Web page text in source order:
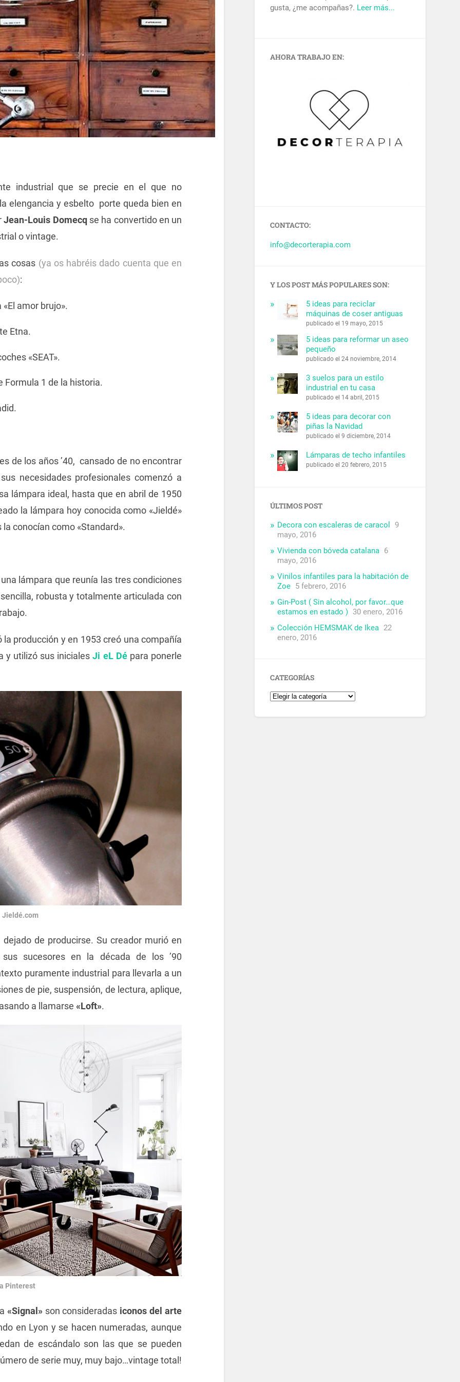
industrial que se precie en el que no
elengancia y esbelto porte queda bien en
Jean-Louis Domecqse ha convertido en un
o vintage.
cosas (ya os habréis dado cuenta que en
:
amor brujo».
Etna.
«SEAT».
Formula 1 de la historia.
de los años ’40, cansado de no encontrar
necesidades profesionales comenzó a
lámpara ideal, hasta que en abril de 1950
la lámpara hoy conocida como «Jieldé»
conocían como «Standard».
lámpara que reunía las tres condiciones
robusta y totalmente articulada con
producción y en 1953 creó una compañía
y utilizó sus inicialesJi eL Dé para ponerle
Jieldé.com
de producirse. Su creador murió en
sucesores en la década de los ’90
puramente industrial para llevarla a un
de pie, suspensión, de lectura, aplique,
a llamarse «Loft».
Pinterest
«Signal»son consideradas iconos del arte
en Lyon y se hacen numeradas, aunque
de escándalo son las que se pueden
de serie muy, muy bajo…vintage total!
gusta, ¿me acompañas?. Leer más...
AHORA TRABAJO EN:
CONTACTO:
info@decorterapia.com
Y LOS POST MÁS POPULARES SON:
5 ideas para reciclar
máquinas de coser antiguas
publicado el 19 mayo, 2015
5 ideas para reformar un aseo
pequeño
publicado el 24 noviembre, 2014
3 suelos para un estilo
industrial en tu casa
publicado el 14 abril, 2015
5 ideas para decorar con
piñas la Navidad
publicado el 9 diciembre, 2014
Lámparas de techo infantiles
publicado el 20 febrero, 2015
ÚLTIMOS POST
Decora con escaleras de caracol
9
mayo, 2016
Vivienda con bóveda catalana 6
mayo, 2016
Vinilos infantiles para la habitación de
Zoe 5 febrero, 2016
Gin-Post ( Sin alcohol, por favor…que
estamos en estado ) 30 enero, 2016
Colección HEMSMAK de Ikea 22
enero, 2016
CATEGORÍAS